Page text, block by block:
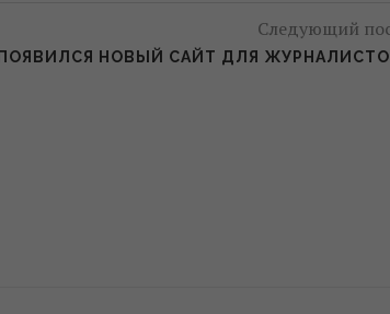
Следующий
ПОЯВИЛСЯ НОВЫЙ САЙТ ДЛЯ